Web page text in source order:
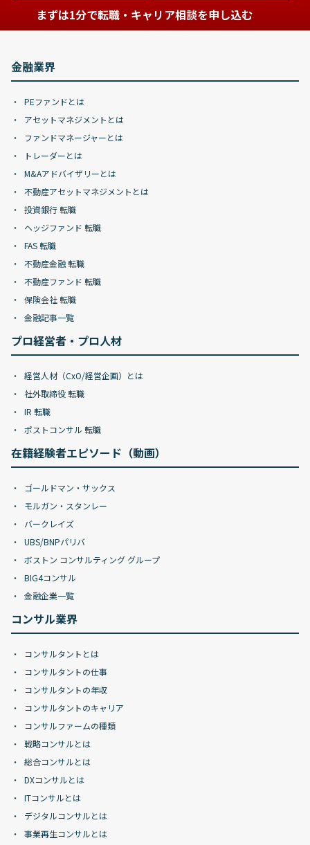
まずは1分で転職・キャリア相談を申し込む
金融業界
PEファンドとは
アセットマネジメントとは
ファンドマネージャーとは
トレーダーとは
M&Aアドバイザリーとは
不動産アセットマネジメントとは
投資銀行 転職
ヘッジファンド 転職
FAS 転職
不動産金融 転職
不動産ファンド 転職
保険会社 転職
金融記事一覧
プロ経営者・プロ人材
経営人材（CxO/経営企画）とは
社外取締役 転職
IR 転職
ポストコンサル 転職
在籍経験者エピソード（動画）
ゴールドマン・サックス
モルガン・スタンレー
バークレイズ
UBS/BNPパリバ
ボストン コンサルティング グループ
BIG4コンサル
金融企業一覧
コンサル業界
コンサルタントとは
コンサルタントの仕事
コンサルタントの年収
コンサルタントのキャリア
コンサルファームの種類
戦略コンサルとは
総合コンサルとは
DXコンサルとは
ITコンサルとは
デジタルコンサルとは
事業再生コンサルとは